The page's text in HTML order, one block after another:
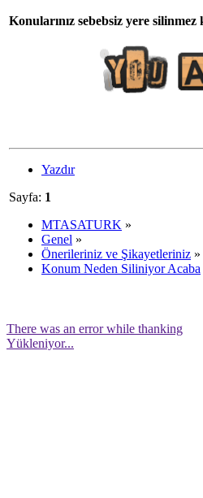
Konularınız sebebsiz yere
Yazdır
Sayfa: 1
MTASATURK »
Genel »
Önerileriniz ve Şikayetleriniz »
Konum Neden Siliniyor Acaba
There was an error while thanking
Yükleniyor...